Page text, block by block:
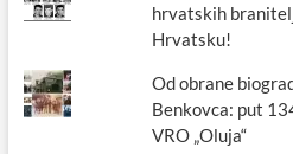
hrvatskih
Hrvatsku!
Od obrane
Benkovca: put
VRO „Oluja“